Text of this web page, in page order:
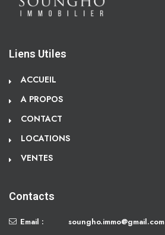
Liens Utiles
ACCUEIL
A PROPOS
CONTACT
LOCATIONS
VENTES
Contacts
Email : soungho.immo@gmail.com